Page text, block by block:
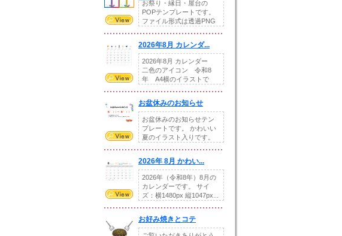
お祭り・縁日・屋台の
POPテンプレートです。
ファイル形式は透過PNG
2026年8月 カレンダ...
2026年8月 カレンダー
二色のアイコン 令和8
年 A4横のイラストで
お盆休みのお知らせ
お盆休みのお知らせテン
プレートです。 かわいい
夏のイラスト入りです。
2026年 8月 かわい...
2026年（令和8年）8月の
カレンダーです。 サイ
ズ：横1480px 縦1047px...
お好み焼きとコテ